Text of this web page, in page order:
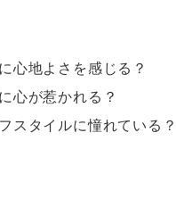
心地よさを感じる？
心が惹かれる？
スタイルに憧れている？